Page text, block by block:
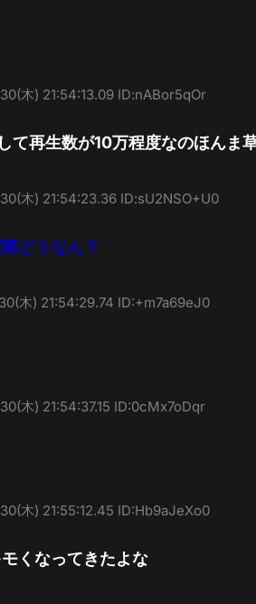
木) 21:54:13.09 ID:nABor5qOr
て再生数が10万程度なのほんま
木) 21:54:23.36 ID:sU2NSO+U0
どうなん？
木) 21:54:29.74 ID:+m7a69eJ0
木) 21:54:37.15 ID:0cMx7oDqr
木) 21:55:12.45 ID:Hb9aJeXo0
くなってきたよな